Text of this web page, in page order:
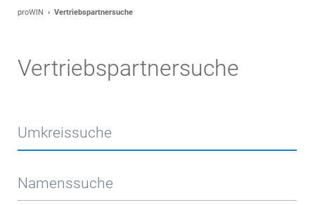
proWIN Vertriebspartnersuche
Vertriebspartnersuche
Umkreissuche
Namenssuche